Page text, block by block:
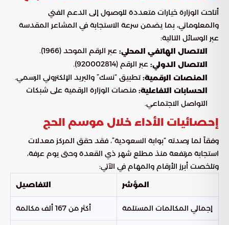
أتاحت الوزارة خيارات متعددة للوصول إلى الدعم الفني
والمعلوماتي، بما يضمن سرعة الاستجابة في المشاعر المقدسة
عبر الوسائل التالية:
الاتصال الهاتفي المحلي: عبر الرقم الموحد (1966).
الاتصال الدولي: عبر الرقم (920002814).
المنصات الرقمية:تطبيق “نسك” والبريد الإلكتروني الرسمي.
الحسابات التفاعلية: منصات الوزارة الرقمية على شبكات
التواصل الاجتماعي.
إحصائيات الأداء خلال موسم الحج
وفقاً لما رصدته “بوابة السعودية”، فقد حقق المركز معدلات
استجابة مرتفعة منذ مطلع شهر ذي القعدة وحتى يوم عرفة،
وتلخصت أبرز الأرقام والمهام في الآتي:
المؤشر
التفاصيل
إجمالي المكالمات المستلمة أكثر من 167 ألف مكالمة